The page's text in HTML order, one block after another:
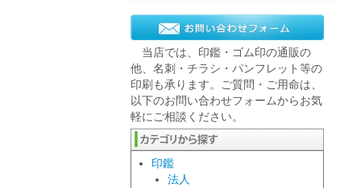
当店では、印鑑・ゴム印の通販の
他、名刺・チラシ・パンフレット等の
印刷も承ります。ご質問・ご用命は、
以下のお問い合わせフォームからお気
軽にご相談ください。
印鑑
法人